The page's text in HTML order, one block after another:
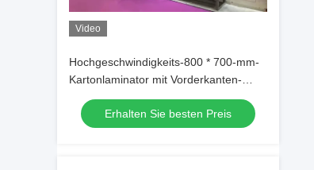
Video
Hochgeschwindigkeits-800 * 700-mm-
Kartonlaminator mit Vorderkanten-
Saugzuführung
Erhalten Sie besten Preis